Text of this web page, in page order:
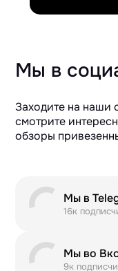
Мы в
Заходите на наши
смотрите
обзоры
Мы в
16к
Мы во
9к